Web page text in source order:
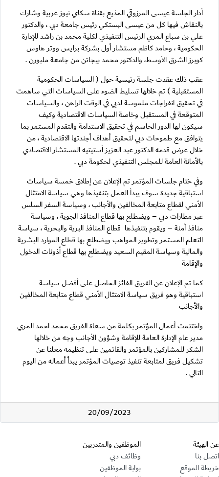
أدار الجلسة عيسى المرزوقي المذيع بقناة سكاي نيوز عربية وشارك
بالنقاش فيها كل من عيسى البستكي رئيس جامعة دبي ، والدكتور
علي بن سباع المري الرئيس التنفيذي لكلية محمد بن راشد للإدارة
الحكومية ، وحامد كاظم مستشار أول بشركة برايس ووتر هاوس
كوبرز الشرق الأوسط، والدكتور محمد بيجاتن من جامعة ملبورن .
عقب ذلك عقدت جلسة رئيسية حول ( السياسات الحكومية
المستقبلية ) تم خلالها تسليط الضوء على السياسات التي ساهمت
في تحقيق انفراجات ملموسة لدبي في الوقت الراهن ، والسياسات
المتوقعة في المستقبل وخاصة السياسات الاقتصادية وكيف
سيكون لها الدور الحاسم في تحقيق الاستدامة والتقدم المستمر بما
يتوافق مع طموحات دبي لتحقيق أهداف أجندتها الاقتصادية ، من
خلال عرض قدمه الدكتور عبد العزيز أستيتيه المستشار الاقتصادي
بالأمانة العامة للمجلس التنفيذي لحكومة دبي .
وفي ختام جلسات المؤتمر تم الإعلان عن إطلاق خمسة سياسات
استباقية جديدة سوف يبدأ العمل بتنفيذها وهي سياسة الامتثال
الأمني لقطاع متابعة المخالفين والأجانب ، وسياسة السفر السلس
عبر مطارات دبي – ويضطلع بها قطاع المنافذ الجوية ، وسياسة
منافذ آمنة – ويقوم بتنفيذها قطاع المنافذ البرية والبحرية ، سياسة
التعلم المستمر وتطوير المواهب ويضطلع بها قطاع الموارد البشرية
والمالية وسياسة المقيم السعيد ويضطلع بها قطاع أذونات الدخول
والإقامة
كما تم الإعلان عن الفريق الفائز الحاصل على أفضل سياسة
استباقية وهو فريق سياسة الامتثال الأمني قطاع متابعة المخالفين
والأجانب
واختتمت أعمال المؤتمر بكلمة من سعاة الفريق محمد احمد المري
مدير عام الإدارة العامة للإقامة وشؤون الأجانب وجه من خلالها
الشكر للمشاركين بالمؤتمر والقائمين على تنظيمه معلنا عن
تشكيل فريق لمتابعة تنفيذ توصيات المؤتمر يبدأ أعماله من اليوم
التالي .
20/09/2023
قسم التذييل
عن الهيئة
اتصل بنا
خريطة الموقع
الموظفين والمتدربين
وظائف دبي
بوابة الموظفين